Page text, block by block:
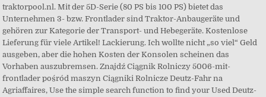
traktorpool.nl. Mit der 5D-Serie (80 PS bis 100 PS) bietet das
Unternehmen 3- bzw. Frontlader sind Traktor-Anbaugeräte und
gehören zur Kategorie der Transport- und Hebegeräte. Kostenlose
Lieferung für viele Artikel! Lackierung. Ich wollte nicht „so viel“ Geld
ausgeben, aber die hohen Kosten der Konsolen scheinen das
Vorhaben auszubremsen. Znajdź Ciągnik Rolniczy 5006-mit-
frontlader pośród maszyn Ciągniki Rolnicze Deutz-Fahr na
Agriaffaires, Use the simple search function to find your Used Deutz-